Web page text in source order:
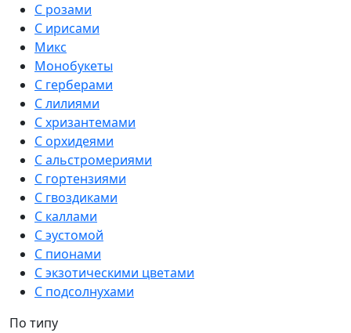
С розами
С ирисами
Микс
Монобукеты
С герберами
С лилиями
С хризантемами
С орхидеями
С альстромериями
С гортензиями
С гвоздиками
С каллами
С эустомой
С пионами
С экзотическими цветами
С подсолнухами
По типу